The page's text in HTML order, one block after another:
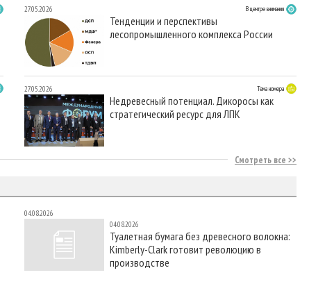
27.05.2026 В центре внимания
Тенденции и перспективы
лесопромышленного комплекса России
27.05.2026 Тема номера
Недревесный потенциал. Дикоросы как
стратегический ресурс для ЛПК
Смотреть все
04.08.2026
04.08.2026
Туалетная бумага без древесного волокна:
Kimberly-Clark готовит революцию в
производстве